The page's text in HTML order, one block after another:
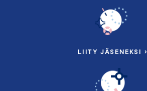
LIITY JÄSENEKSI ›